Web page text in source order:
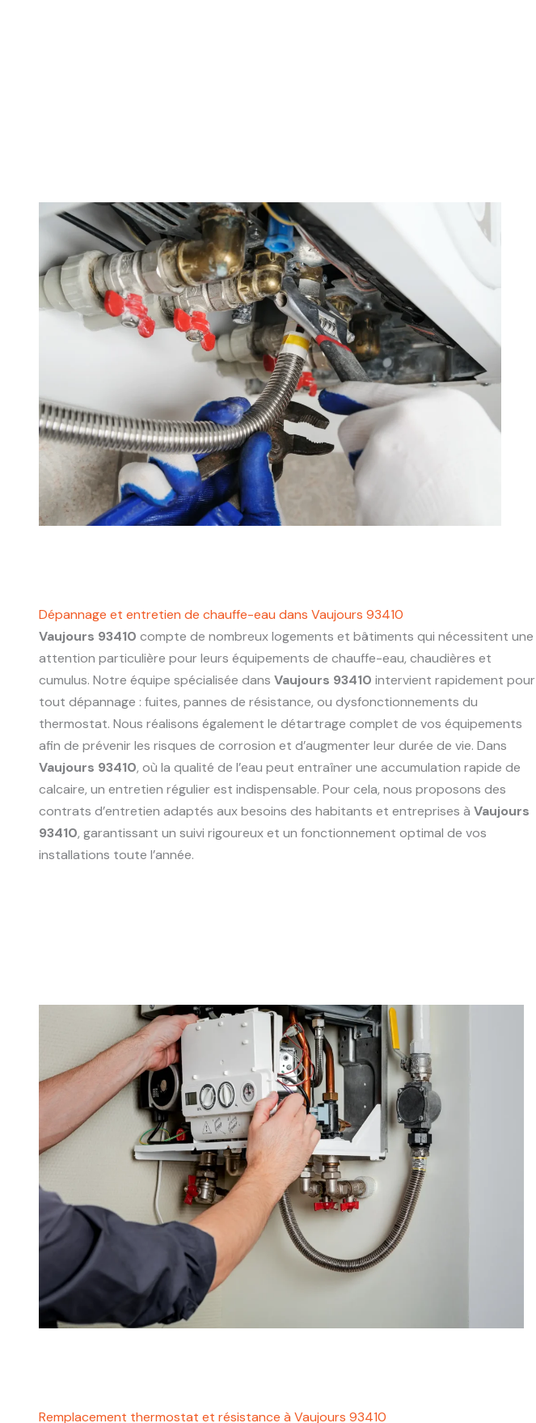
Dépannage et entretien de chauffe-eau dans Vaujours 93410
Vaujours 93410 compte de nombreux logements et bâtiments qui nécessitent une
attention particulière pour leurs équipements de chauffe-eau, chaudières et
cumulus. Notre équipe spécialisée dans Vaujours 93410 intervient rapidement pour
tout dépannage : fuites, pannes de résistance, ou dysfonctionnements du
thermostat. Nous réalisons également le détartrage complet de vos équipements
afin de prévenir les risques de corrosion et d’augmenter leur durée de vie. Dans
Vaujours 93410, où la qualité de l’eau peut entraîner une accumulation rapide de
calcaire, un entretien régulier est indispensable. Pour cela, nous proposons des
contrats d’entretien adaptés aux besoins des habitants et entreprises à Vaujours
93410, garantissant un suivi rigoureux et un fonctionnement optimal de vos
installations toute l’année.
Remplacement thermostat et résistance à Vaujours 93410